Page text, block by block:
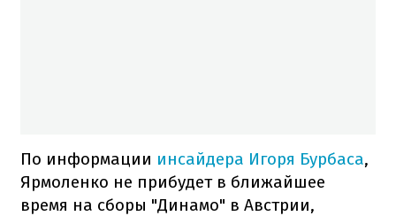
По информации инсайдера Игоря Бурбаса,
Ярмоленко не прибудет в ближайшее
время на сборы "Динамо" в Австрии,